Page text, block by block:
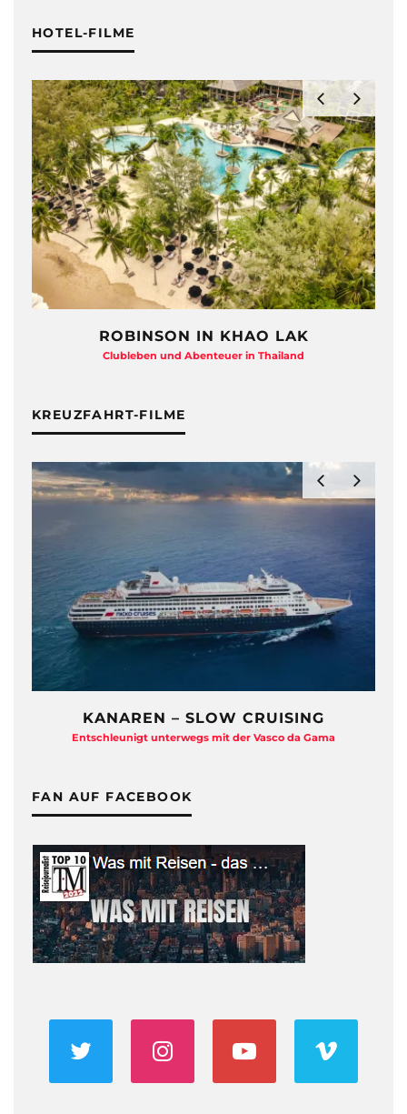
HOTEL-FILME
ROBINSON IN KHAO LAK
Clubleben und Abenteuer in Thailand
KREUZFAHRT-FILME
KANAREN – SLOW CRUISING
Entschleunigt unterwegs mit der Vasco da Gama
FAN AUF FACEBOOK